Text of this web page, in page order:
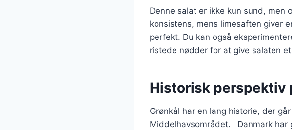
Denne salat er ikke kun sund, men
konsistens, mens limesaften giver
perfekt. Du kan også
ristede nødder for at give salaten
Historisk perspektiv
Grønkål har en lang historie, der
Middelhavsområdet. I Danmark